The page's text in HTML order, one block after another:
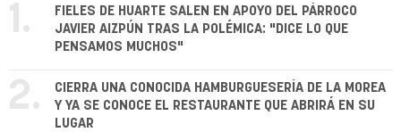
1.
FIELES DE HUARTE SALEN EN APOYO DEL PÁRROCO
JAVIER AIZPÚN TRAS LA POLÉMICA: "DICE LO QUE
PENSAMOS MUCHOS"
2.
CIERRA UNA CONOCIDA HAMBURGUESERÍA DE LA MOREA
Y YA SE CONOCE EL RESTAURANTE QUE ABRIRÁ EN SU
LUGAR